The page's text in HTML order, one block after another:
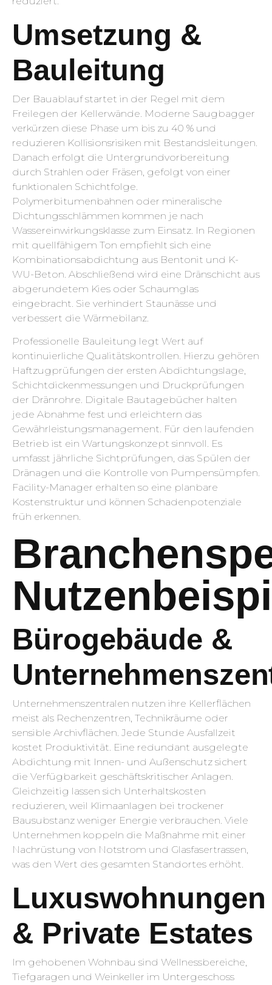
Umsetzung &
Bauleitung
Der Bauablauf startet in der Regel mit dem
Freilegen der Kellerwände. Moderne Saugbagger
verkürzen diese Phase um bis zu 40 % und
reduzieren Kollisionsrisiken mit Bestandsleitungen.
Danach erfolgt die Untergrundvorbereitung
durch Strahlen oder Fräsen, gefolgt von einer
funktionalen Schichtfolge.
Polymerbitumenbahnen oder mineralische
Dichtungsschlämmen kommen je nach
Wassereinwirkungsklasse zum Einsatz. In Regionen
mit quellfähigem Ton empfiehlt sich eine
Kombinationsabdichtung aus Bentonit und K-
WU-Beton. Abschließend wird eine Dränschicht aus
abgerundetem Kies oder Schaumglas
eingebracht. Sie verhindert Staunässe und
verbessert die Wärmebilanz.
Professionelle Bauleitung legt Wert auf
kontinuierliche Qualitätskontrollen. Hierzu gehören
Haftzugprüfungen der ersten Abdichtungslage,
Schichtdickenmessungen und Druckprüfungen
der Dränrohre. Digitale Bautagebücher halten
jede Abnahme fest und erleichtern das
Gewährleistungsmanagement. Für den laufenden
Betrieb ist ein Wartungskonzept sinnvoll. Es
umfasst jährliche Sichtprüfungen, das Spülen der
Dränagen und die Kontrolle von Pumpensümpfen.
Facility-Manager erhalten so eine planbare
Kostenstruktur und können Schadenpotenziale
früh erkennen.
Bürogebäude &
Unternehmenszentralen nutzen ihre Kellerflächen
meist als Rechenzentren, Technikräume oder
sensible Archivflächen. Jede Stunde Ausfallzeit
kostet Produktivität. Eine redundant ausgelegte
Abdichtung mit Innen- und Außenschutz sichert
die Verfügbarkeit geschäftskritischer Anlagen.
Gleichzeitig lassen sich Unterhaltskosten
reduzieren, weil Klimaanlagen bei trockener
Bausubstanz weniger Energie verbrauchen. Viele
Unternehmen koppeln die Maßnahme mit einer
Nachrüstung von Notstrom und Glasfasertrassen,
was den Wert des gesamten Standortes erhöht.
Luxuswohnungen
& Private Estates
Im gehobenen Wohnbau sind Wellnessbereiche,
Tiefgaragen und Weinkeller im Untergeschoss